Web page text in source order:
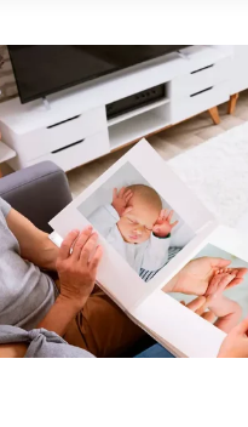
TÉMOIGNAGES
D’UTILISATEURS